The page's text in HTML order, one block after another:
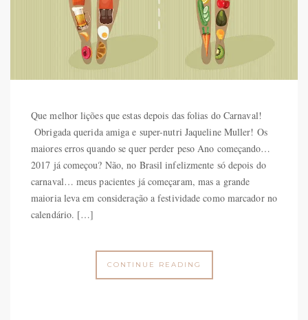
Que melhor lições que estas depois das folias do Carnaval!
Obrigada querida amiga e super-nutri Jaqueline Muller! Os
maiores erros quando se quer perder peso Ano começando…
2017 já começou? Não, no Brasil infelizmente só depois do
carnaval… meus pacientes já começaram, mas a grande
maioria leva em consideração a festividade como marcador no
calendário. […]
CONTINUE READING